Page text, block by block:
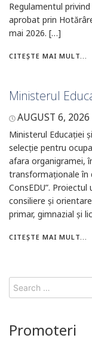
Regulamentul
aprobat prin
mai 2026. […]
CITEȘTE MAI MULT...
Ministerul
AUGUST 6, 2026
Ministerul Educației
selecție pentru
afara organigramei,
transformaționale în
ConsEDU”.
consiliere și
primar, gimnazial și
CITEȘTE MAI MULT...
Search
for:
Promoteri